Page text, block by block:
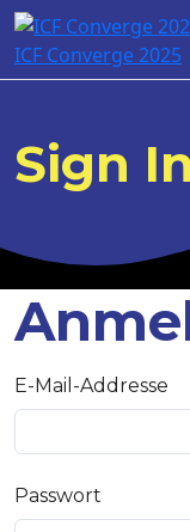
ICF Converge 2025
Sign In
E-Mail-Addresse
Passwort